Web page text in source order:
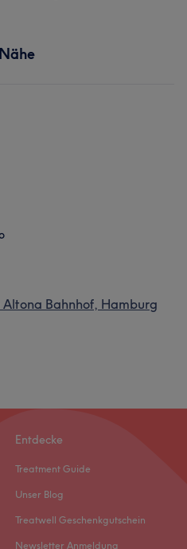
Bahnhof, Hamburg
Entdecke
Treatment Guide
Unser Blog
Treatwell Geschenkgutschein
Newsletter Anmeldung